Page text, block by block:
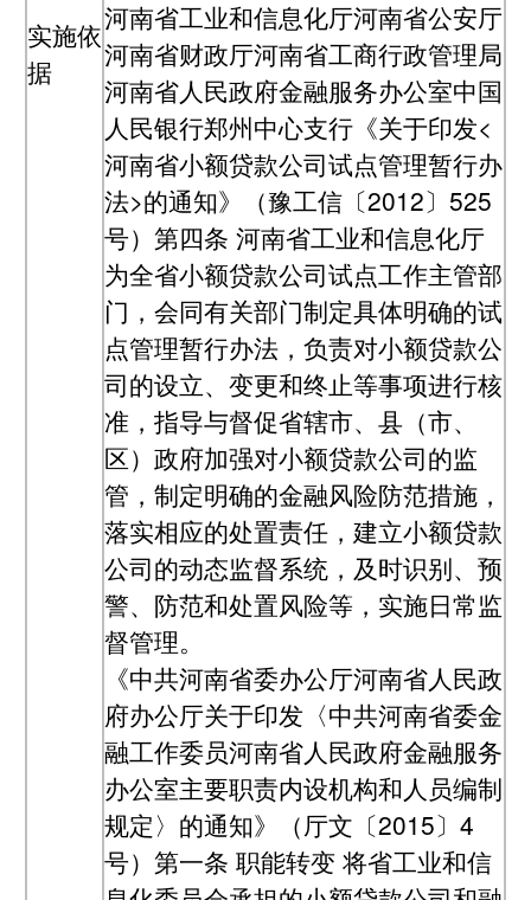
实施依
据
河南省工业和信息化厅河南省公安厅
河南省财政厅河南省工商行政管理局
河南省人民政府金融服务办公室中国
人民银行郑州中心支行《关于印发<
河南省小额贷款公司试点管理暂行办
法>的通知》（豫工信〔2012〕525
号）第四条 河南省工业和信息化厅
为全省小额贷款公司试点工作主管部
门，会同有关部门制定具体明确的试
点管理暂行办法，负责对小额贷款公
司的设立、变更和终止等事项进行核
准，指导与督促省辖市、县（市、
区）政府加强对小额贷款公司的监
管，制定明确的金融风险防范措施，
落实相应的处置责任，建立小额贷款
公司的动态监督系统，及时识别、预
警、防范和处置风险等，实施日常监
督管理。
《中共河南省委办公厅河南省人民政
府办公厅关于印发〈中共河南省委金
融工作委员河南省人民政府金融服务
办公室主要职责内设机构和人员编制
规定〉的通知》（厅文〔2015〕4
号）第一条 职能转变 将省工业和信